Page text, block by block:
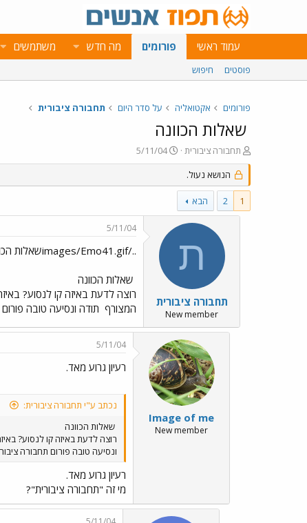
עמוד ראשי פורומים מה חדש משתמשים
פוסטים חיפוש
פורומים אקטואליה על סדר היום תחבורה ציבורית
שאלות הכוונה
פ
ו
ת
ח
ה
נ
תחבורה ציבורית
פ
ו
ס
א
ך
5/11/04
הנושא נעול.
1
2 הבא
ת
תחבורה ציבורית
New member
5/11/04
../images/Emo41.gifשאלות הכוונה../images/Emo41.gif
שאלות הכוונה
רוצה לדעת באיזה קו לנסוע?
המצורף תודה ונסיעה טובה
Image of me
New member
5/11/04
רעיון גרוע מאד.
נכתב ע"י תחבורה ציבורית:
שאלות הכוונה
רוצה לדעת באיזה קו לנסוע?
ונסיעה טובה פורום תחבורה
רעיון גרוע מאד.
מי זה "תחבורה ציבורית"?